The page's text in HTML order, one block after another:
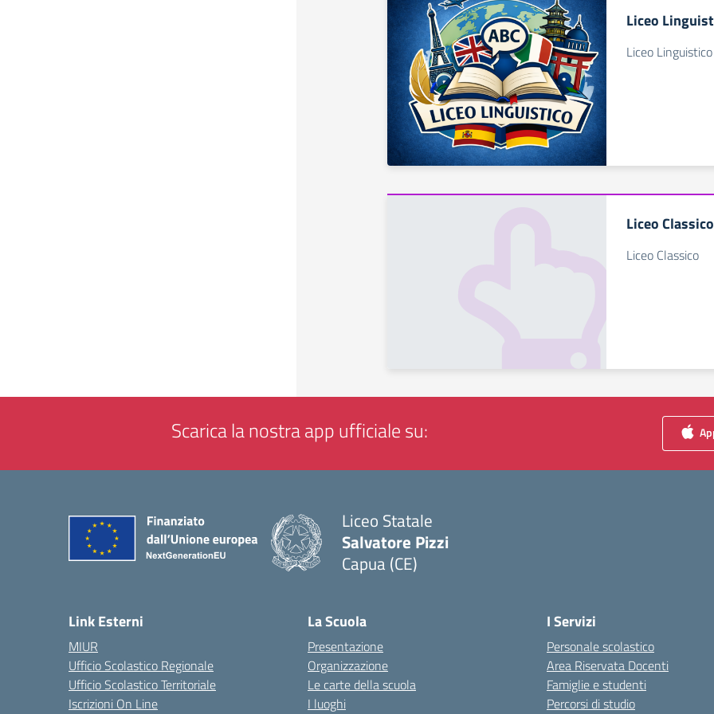
Liceo
Liceo Linguistico
Liceo Classico
Liceo Classico
Scarica la nostra app ufficiale su:
Liceo Statale
Salvatore Pizzi
Capua (CE)
Link Esterni
MIUR
Ufficio Scolastico Regionale
Ufficio Scolastico Territoriale
Iscrizioni On Line
La Scuola
Presentazione
Organizzazione
Le carte della scuola
I luoghi
I Servizi
Personale scolastico
Area Riservata Docenti
Famiglie e studenti
Percorsi di studio